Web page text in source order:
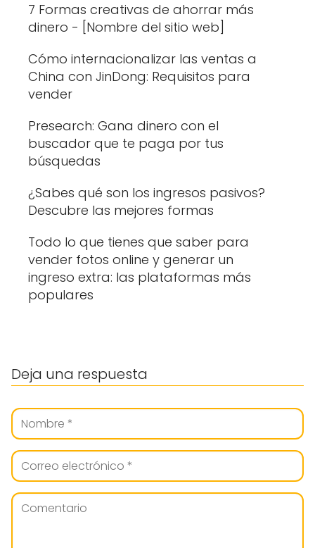
7 Formas creativas de ahorrar más
dinero - [Nombre del sitio web]
Cómo internacionalizar las ventas a
China con JinDong: Requisitos para
vender
Presearch: Gana dinero con el
buscador que te paga por tus
búsquedas
¿Sabes qué son los ingresos pasivos?
Descubre las mejores formas
Todo lo que tienes que saber para
vender fotos online y generar un
ingreso extra: las plataformas más
populares
Deja una respuesta